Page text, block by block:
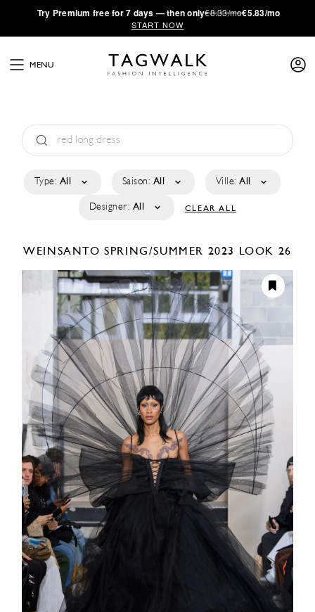
·Try Premium free for 7 days — then only€8.33/mo€5.83/mo
START NOW
MENU
Type: All Saison: All Ville: All
Designer: All CLEAR ALL
WEINSANTOSPRING/SUMMER 2023 LOOK 26